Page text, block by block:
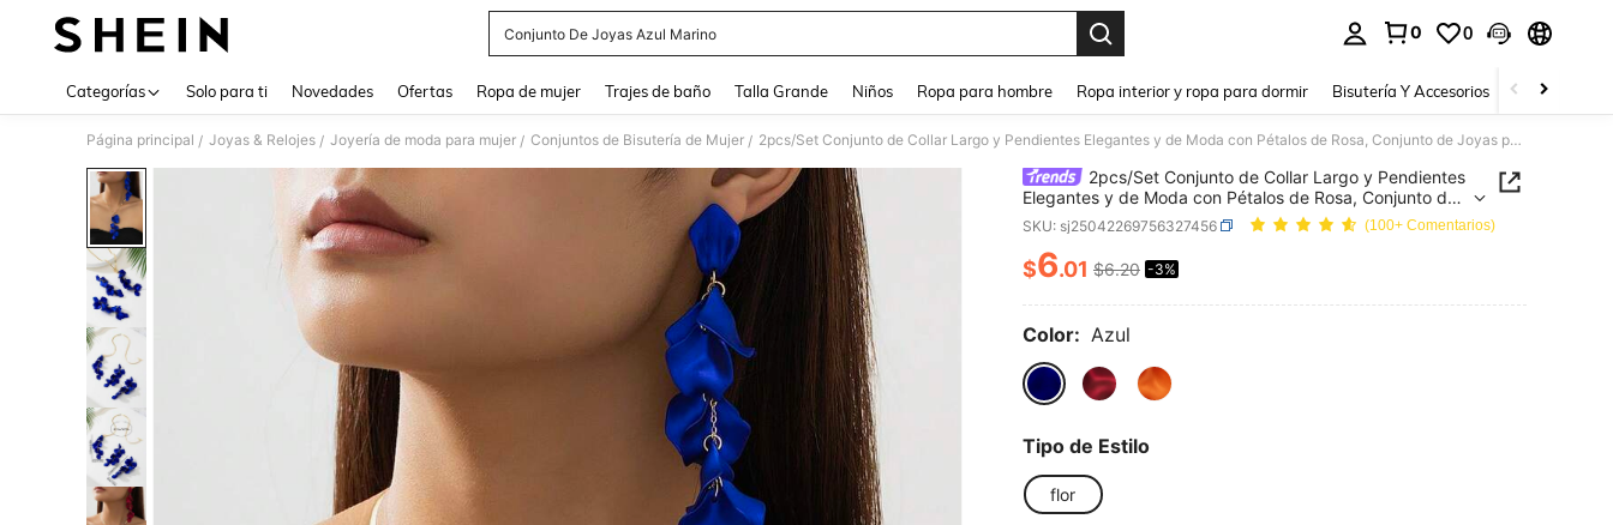
Conjunto De Joyas Azul Marino
0 0
Categorías Solo para ti Novedades Ofertas Ropa de mujer Trajes de baño Talla Grande Niños Ropa para hombre Ropa interior y ropa para dormir Bisutería Y Accesorios Zapatos
Página principal / Joyas & Relojes / Joyería de moda para mujer / Conjuntos de Bisutería de Mujer / 2pcs/Set Conjunto de Collar Largo y Pendientes Elegantes y de Moda con Pétalos de Rosa, Conjunto de Joyas para Mujer Adecuado para Uso Diario, Fiesta, Vacaciones, Graduación, Baile de Prom, Regalo para Amigos
2pcs/Set Conjunto de Collar Largo y Pendientes
Elegantes y de Moda con Pétalos de Rosa, Conjunto de
Joyas para Mujer Adecuado para Uso Diario, Fiesta,
Vacaciones, Graduación, Baile de Prom, Regalo para
Amigos
SKU: sj25042269756327456 (100+ Comentarios)
PRICE AND AVAILABILITY
$6.01 $6.20 -3%
Color: Azul
Tipo de Estilo
flor